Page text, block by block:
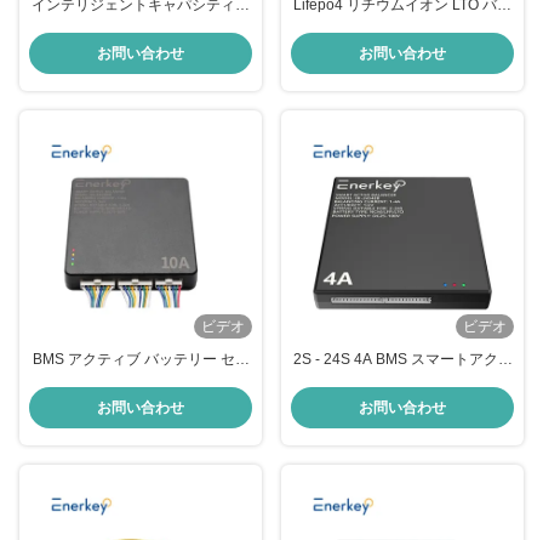
インテリジェントキャパシティブ
15A Lifepo4 バッテリーのための
エネルギー転送
お問い合わせ
Lifepo4 リチウムイオン LTO バッ
2S - 24S 電子機器用
お問い合わせ
ビデオ
BMS アクティブ バッテリー セル
バッテリー パック 16S 2-24S
お問い合わせ
ビデオ
2S - 24S 4A BMS スマートアクテ
リチウム電池
お問い合わせ